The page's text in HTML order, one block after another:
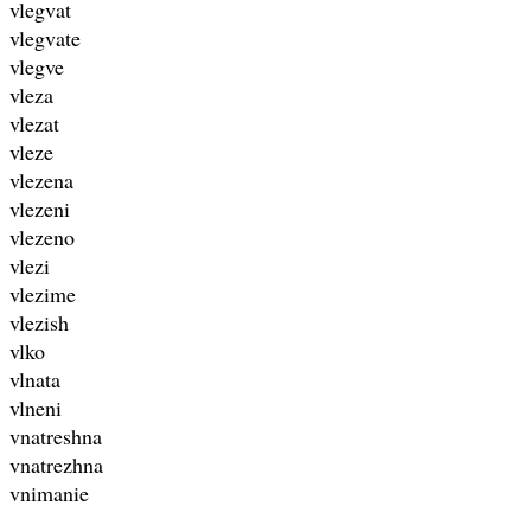
vlegvat
vlegvate
vlegve
vleza
vlezat
vleze
vlezena
vlezeni
vlezeno
vlezi
vlezime
vlezish
vlko
vlnata
vlneni
vnatreshna
vnatrezhna
vnimanie